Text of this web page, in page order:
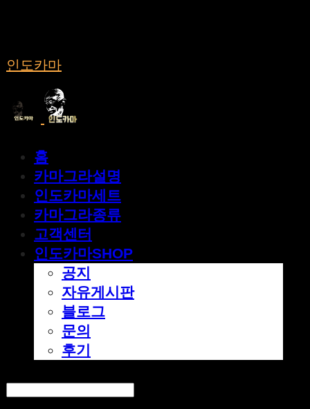
인도카마
홈
카마그라설명
인도카마세트
카마그라종류
고객센터
인도카마SHOP
공지
자유게시판
블로그
문의
후기